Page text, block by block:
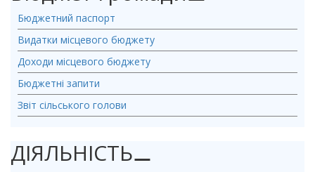
Бюджетний паспорт
Видатки місцевого бюджету
Доходи місцевого бюджету
Бюджетні запити
Звіт сільського голови
ДІЯЛЬНІСТЬ⚊